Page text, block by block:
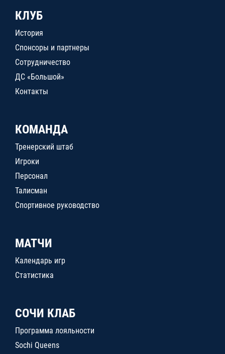
КЛУБ
История
Спонсоры и партнеры
Сотрудничество
ДС «Большой»
Контакты
КОМАНДА
Тренерский штаб
Игроки
Персонал
Талисман
Спортивное руководство
МАТЧИ
Календарь игр
Статистика
СОЧИ КЛАБ
Программа лояльности
Sochi Queens